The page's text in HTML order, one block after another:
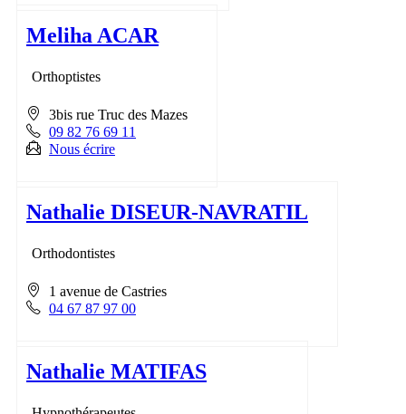
Meliha ACAR
Orthoptistes
3bis rue Truc des Mazes
09 82 76 69 11
Nous écrire
Nathalie DISEUR-NAVRATIL
Orthodontistes
1 avenue de Castries
04 67 87 97 00
Nathalie MATIFAS